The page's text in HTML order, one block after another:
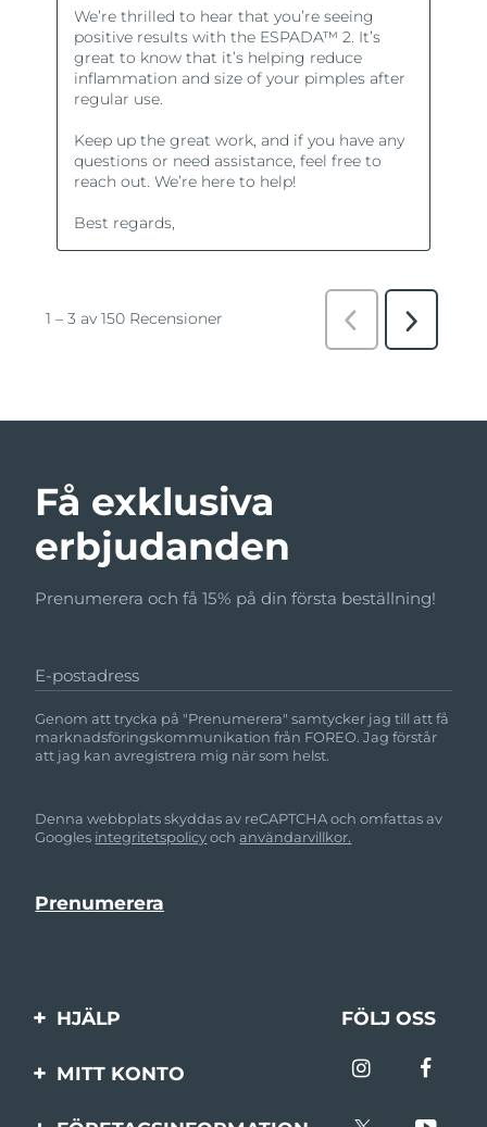
Få exklusiva
erbjudanden
Prenumerera och få 15% på din första beställning!
E-postadress
Genom att trycka på "Prenumerera" samtycker jag till att få
marknadsföringskommunikation från FOREO. Jag förstår
att jag kan avregistrera mig när som helst.
Denna webbplats skyddas av reCAPTCHA och omfattas av
Googles integritetspolicyochanvändarvillkor.
HJÄLP
Kontakta oss
FÖLJ OSS
MITT KONTO
Produktregistrering